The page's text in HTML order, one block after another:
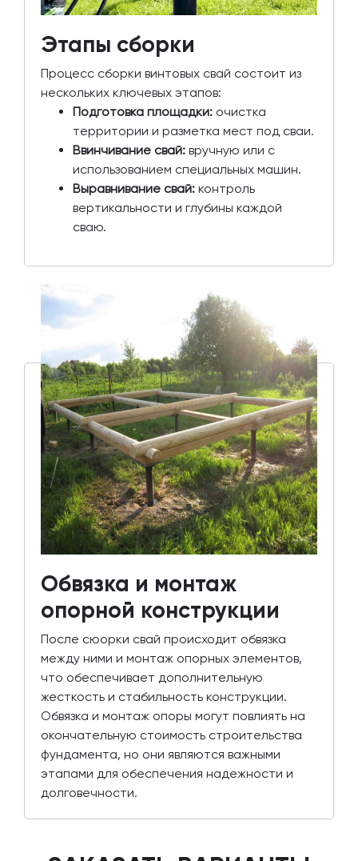
Этапы сборки
Процесс сборки винтовых свай состоит из
нескольких ключевых этапов:
Подготовка площадки: очистка
территории и разметка мест под сваи.
Ввинчивание свай: вручную или с
использованием специальных машин.
Выравнивание свай: контроль
вертикальности и глубины каждой
сваю.
Обвязка и монтаж
опорной конструкции
После сюорки свай происходит обвязка
между ними и монтаж опорных элементов,
что обеспечивает дополнительную
жесткость и стабильность конструкции.
Обвязка и монтаж опоры могут повлиять на
окончательную стоимость строительства
фундамента, но они являются важными
этапами для обеспечения надежности и
долговечности.